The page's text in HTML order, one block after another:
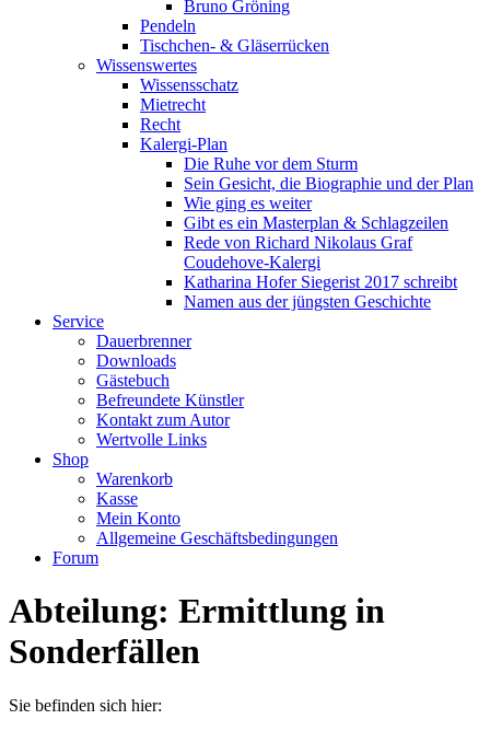
Bruno Gröning
Pendeln
Tischchen- & Gläserrücken
Wissenswertes
Wissensschatz
Mietrecht
Recht
Kalergi-Plan
Die Ruhe vor dem Sturm
Sein Gesicht, die Biographie und der Plan
Wie ging es weiter
Gibt es ein Masterplan & Schlagzeilen
Rede von Richard Nikolaus Graf
Coudehove-Kalergi
Katharina Hofer Siegerist 2017 schreibt
Namen aus der jüngsten Geschichte
Service
Dauerbrenner
Downloads
Gästebuch
Befreundete Künstler
Kontakt zum Autor
Wertvolle Links
Shop
Warenkorb
Kasse
Mein Konto
Allgemeine Geschäftsbedingungen
Forum
Abteilung: Ermittlung in
Sonderfällen
Sie befinden sich hier: